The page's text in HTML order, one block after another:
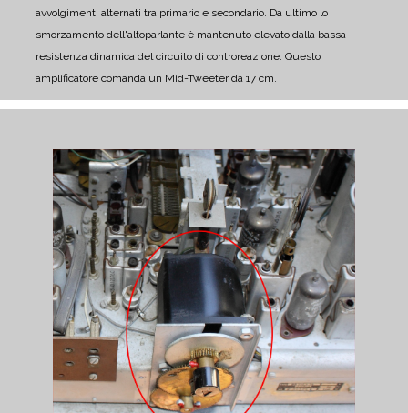
avvolgimenti alternati tra primario e secondario. Da ultimo lo
smorzamento dell'altoparlante è mantenuto elevato dalla bassa
resistenza dinamica del circuito di controreazione. Questo
amplificatore comanda un Mid-Tweeter da 17 cm.